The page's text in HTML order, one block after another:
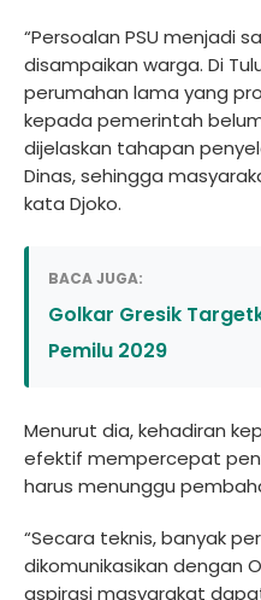
“Persoalan PSU menjadi
disampaikan warga. Di
perumahan lama yang
kepada pemerintah
dijelaskan tahapan
Dinas, sehingga
kata Djoko.
BACA JUGA:
Golkar Gresik
Pemilu 2029
Menurut dia, kehadiran
efektif mempercepat
harus menunggu
“Secara teknis, banyak
dikomunikasikan dengan
aspirasi masyarakat